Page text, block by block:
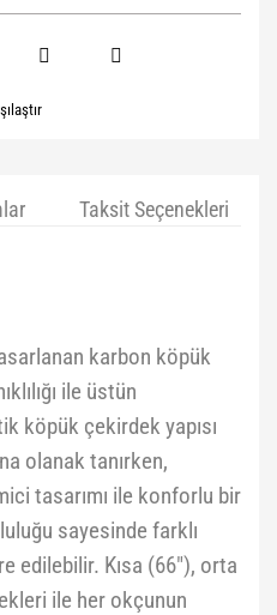
Taksit Seçenekleri
karbon köpük
ile üstün
köpük çekirdek yapısı
olanak tanırken,
tasarımı ile konforlu bir
sayesinde farklı
edilebilir. Kısa (66"), orta
ile her okçunun